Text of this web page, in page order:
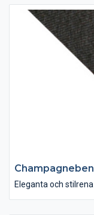
Eleganta och